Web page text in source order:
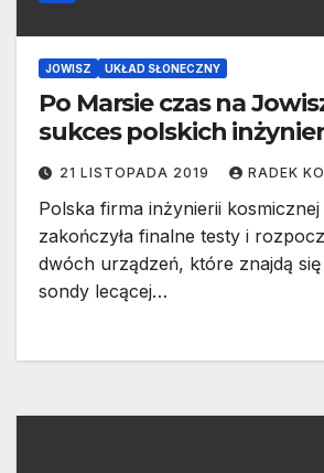
JOWISZ UKŁAD SŁONECZNY
Po Marsie czas na
sukces polskich
21 LISTOPADA 2019 RADEK
Polska firma inżynierii
zakończyła finalne testy i
dwóch urządzeń, które znajdą się
sondy lecącej…